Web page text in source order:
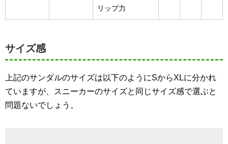
リップ力
サイズ感
上記のサンダルのサイズは以下のようにSからXLに分かれ
ていますが、スニーカーのサイズと同じサイズ感で選ぶと
問題ないでしょう。